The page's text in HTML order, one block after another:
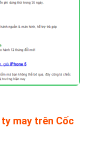
may trên Cốc